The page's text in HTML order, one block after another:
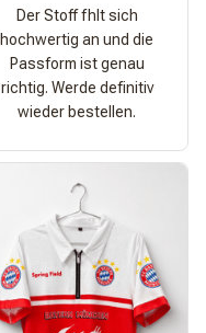
Der Stoff fhlt sich
hochwertig an und die
Passform ist genau
richtig. Werde definitiv
wieder bestellen.